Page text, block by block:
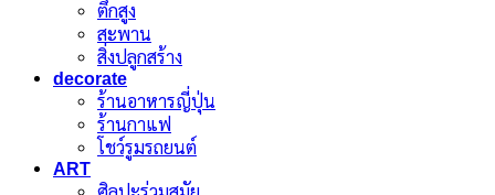
ตึกสูง
สะพาน
สิ่งปลูกสร้าง
decorate
ร้านอาหารญี่ปุ่น
ร้านกาแฟ
โชว์รูมรถยนต์
ART